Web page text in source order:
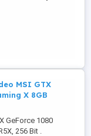
Se vinde doar
placă de bază
format Micro-
AMD
și 9000 pe socket
MSI GTX
X 8GB
GeForce 1080
256 Bit .